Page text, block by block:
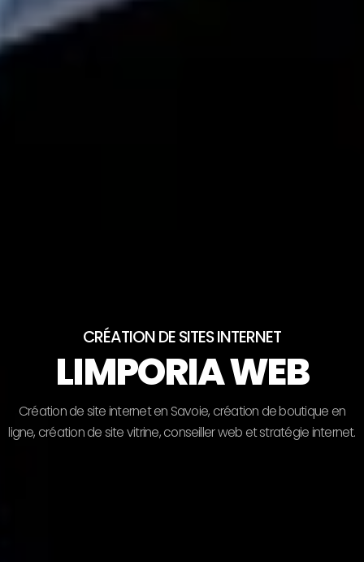
CRÉATION DE SITES INTERNET
LIMPORIA WEB
Créationdesiteinterneten Savoie, création deboutique en
ligne, créationdesitevitrine, conseillerweb etstratégieinternet.